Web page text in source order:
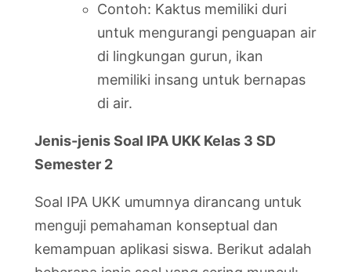
Contoh: Kaktus memiliki duri
untuk mengurangi penguapan air
di lingkungan gurun, ikan
memiliki insang untuk bernapas
di air.
Jenis-jenis Soal IPA UKK Kelas 3 SD
Semester 2
Soal IPA UKK umumnya dirancang untuk
menguji pemahaman konseptual dan
kemampuan aplikasi siswa. Berikut adalah